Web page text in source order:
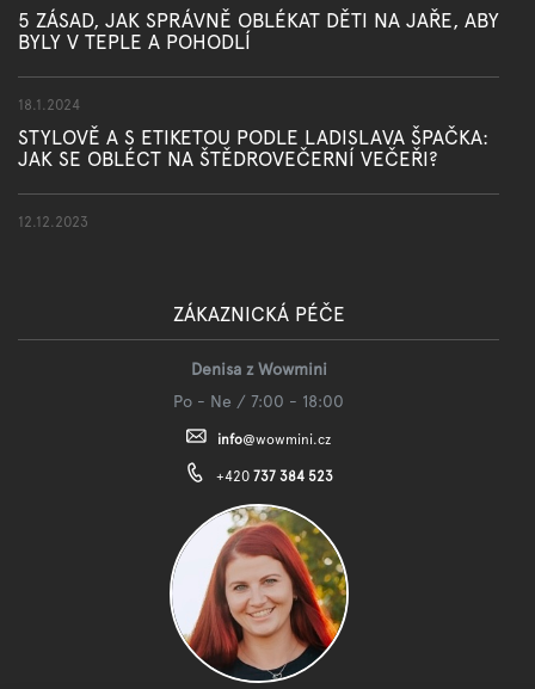
5 ZÁSAD, JAK SPRÁVNĚ OBLÉKAT DĚTI NA JAŘE, ABY
BYLY V TEPLE A POHODLÍ
18.1.2024
STYLOVĚ A S ETIKETOU PODLE LADISLAVA ŠPAČKA:
JAK SE OBLÉCT NA ŠTĚDROVEČERNÍ VEČEŘI?
12.12.2023
ZÁKAZNICKÁ PÉČE
Denisa z Wowmini
Po - Ne / 7:00 - 18:00
info@wowmini.cz
+420 737 384 523